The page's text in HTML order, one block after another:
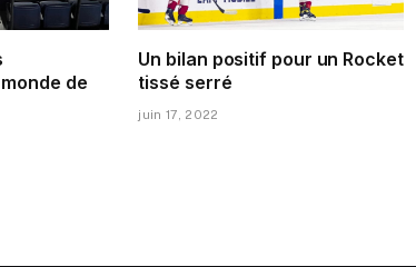
de
Un bilan positif pour un Rocket
tissé serré
juin 17, 2022